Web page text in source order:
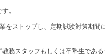
。
をストップし、定期試験対策期間
務スタッフもしくは卒塾生である